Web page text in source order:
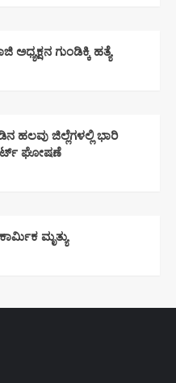
ಗುಂಡಿಕ್ಕಿ ಹತ್ಯೆ
ಹಲವು ಜಿಲ್ಲೆಗಳಲ್ಲಿ ಭಾರಿ
ಘೋಷಣೆ
ಮೃತ್ಯು